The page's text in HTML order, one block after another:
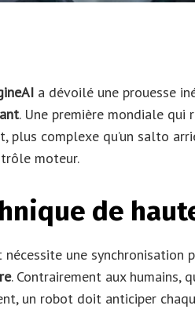
a dévoilé une prouesse
. Une première mondiale
plus complexe qu’un salto
moteur.
de
une synchronisation
. Contrairement aux humains,
un robot doit anticiper